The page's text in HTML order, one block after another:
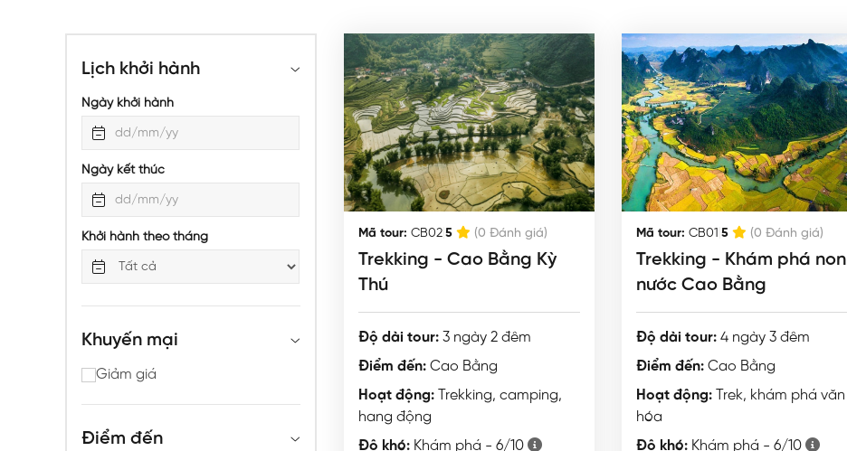
Lịch khởi hành
Ngày khởi hành
Ngày kết thúc
Khởi hành theo tháng
Khuyến mại
Giảm giá
Điểm đến
Mã tour: CB02| 5 (0 Đánh giá)
Trekking - Cao Bằng Kỳ
Thú
Độ dài tour:3 ngày 2 đêm
Điểm đến:Cao Bằng
Hoạt động:Trekking, camping,
hang động
Độ khó: Khám phá - 6/10
Mã tour: CB01 5 (0 Đánh giá)
Trekking - Khám phá non
nước Cao Bằng
Độ dài tour: 4 ngày 3 đêm
Điểm đến: Cao Bằng
Hoạt động: Trek, khám phá văn
hóa
Độ khó: Khám phá - 6/10